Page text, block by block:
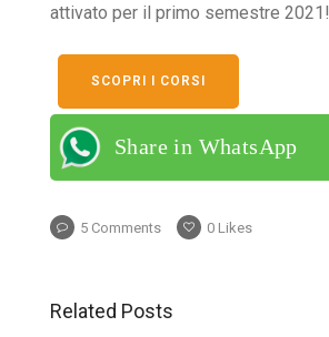
attivato per il primo semestre 2021!
SCOPRI I CORSI
Share in WhatsApp
5 Comments 0 Likes
Related Posts